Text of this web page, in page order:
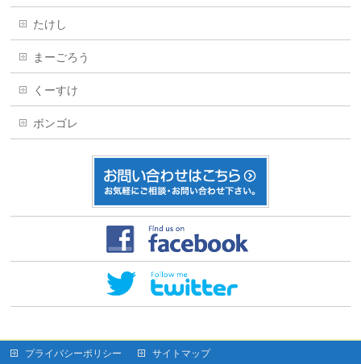
たけし
まーごろう
くーすけ
ボンゴレ
プライバシーポリシー サイトマップ